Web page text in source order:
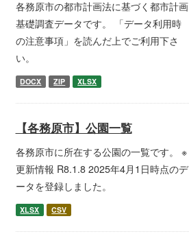
各務原市の都市計画法に基づく都市計画
基礎調査データです。 「データ利用時
の注意事項」を読んだ上でご利用下さ
い。
DOCX ZIP XLSX
【各務原市】公園一覧
各務原市に所在する公園の一覧です。 ※
更新情報 R8.1.8 2025年4月1日時点のデ
ータを登録しました。
XLSX CSV